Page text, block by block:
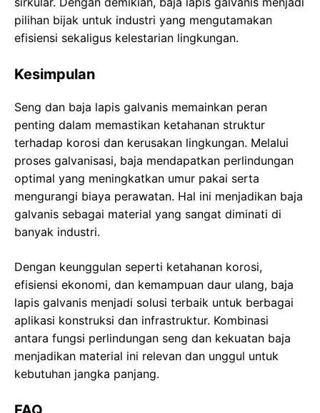
pilihan bijak untuk industri yang mengutamakan
efisiensi sekaligus kelestarian lingkungan.
Kesimpulan
Seng dan baja lapis galvanis memainkan peran
penting dalam memastikan ketahanan struktur
terhadap korosi dan kerusakan lingkungan. Melalui
proses galvanisasi, baja mendapatkan perlindungan
optimal yang meningkatkan umur pakai serta
mengurangi biaya perawatan. Hal ini menjadikan baja
galvanis sebagai material yang sangat diminati di
banyak industri.
Dengan keunggulan seperti ketahanan korosi,
efisiensi ekonomi, dan kemampuan daur ulang, baja
lapis galvanis menjadi solusi terbaik untuk berbagai
aplikasi konstruksi dan infrastruktur. Kombinasi
antara fungsi perlindungan seng dan kekuatan baja
menjadikan material ini relevan dan unggul untuk
kebutuhan jangka panjang.